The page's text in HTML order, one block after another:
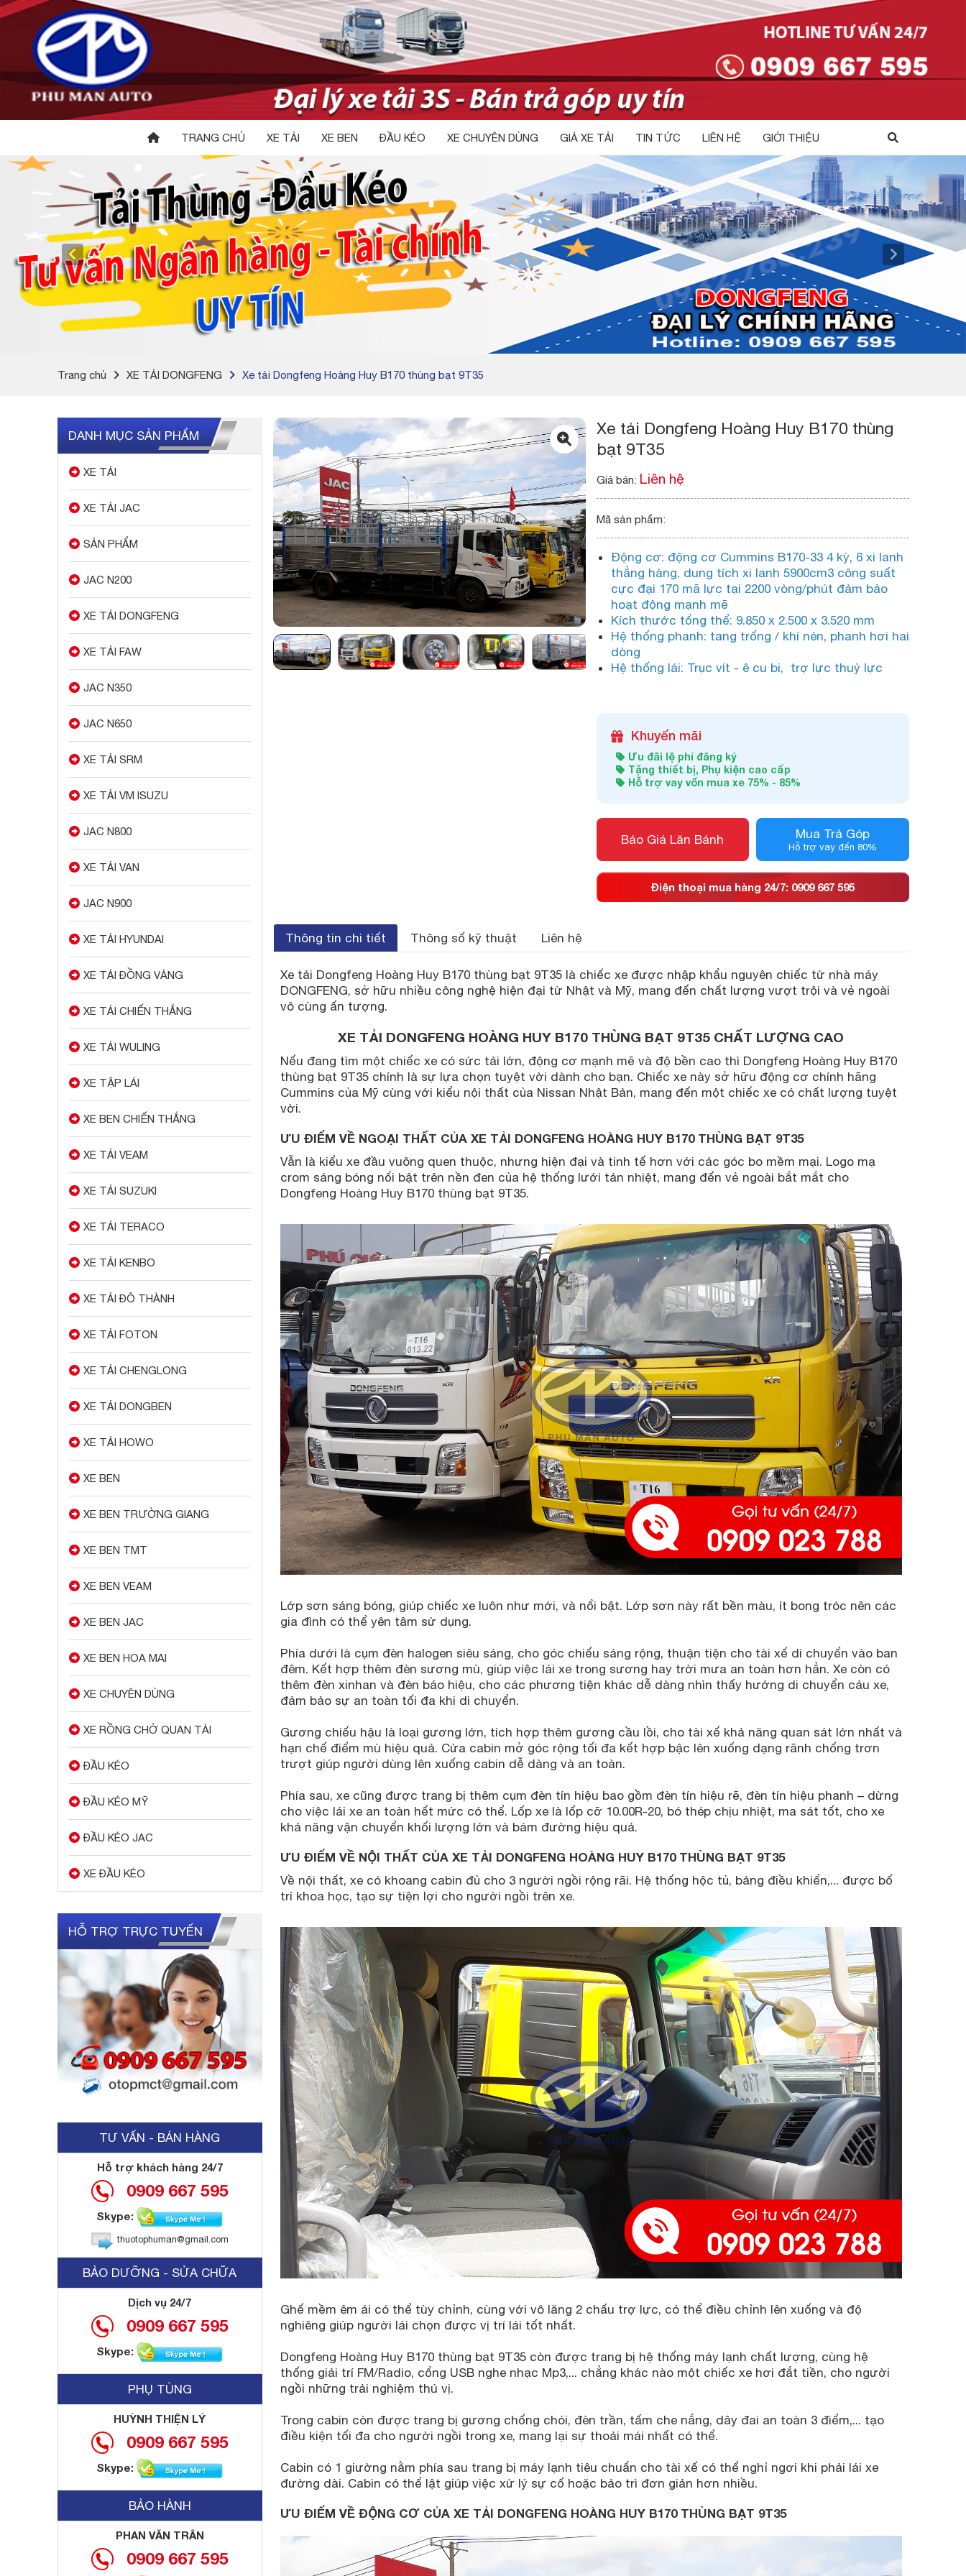
TRANG CHỦ XE TẢI XE BEN ĐẦU KÉO XE CHUYÊN DÙNG GIÁ XE TẢI TIN TỨC LIÊN HỆ GIỚI THIỆU
Trang chủ XE TẢI DONGFENG Xe tải Dongfeng Hoàng Huy B170 thùng bạt 9T35
DANH MỤC SẢN PHẨM
XE TẢI
XE TẢI JAC
SẢN PHẨM
JAC N200
XE TẢI DONGFENG
XE TẢI FAW
JAC N350
JAC N650
XE TẢI SRM
XE TẢI VM ISUZU
JAC N800
XE TẢI VAN
JAC N900
XE TẢI HYUNDAI
XE TẢI ĐỒNG VÀNG
XE TẢI CHIẾN THẮNG
XE TẢI WULING
XE TẬP LÁI
XE BEN CHIẾN THẮNG
XE TẢI VEAM
XE TẢI SUZUKI
XE TẢI TERACO
XE TẢI KENBO
XE TẢI ĐÔ THÀNH
XE TẢI FOTON
XE TẢI CHENGLONG
XE TẢI DONGBEN
XE TẢI HOWO
XE BEN
XE BEN TRƯỜNG GIANG
XE BEN TMT
XE BEN VEAM
XE BEN JAC
XE BEN HOA MAI
XE CHUYÊN DÙNG
XE RỒNG CHỞ QUAN TÀI
ĐẦU KÉO
ĐẦU KÉO MỸ
ĐẦU KÉO JAC
XE ĐẦU KÉO
HỖ TRỢ TRỰC TUYẾN
TƯ VẤN - BÁN HÀNG
Hỗ trợ khách hàng 24/7
0909 667 595
Skype:
thuotophuman@gmail.com
BẢO DƯỠNG - SỬA CHỮA
Dịch vụ 24/7
0909 667 595
Skype:
PHỤ TÙNG
HUỲNH THIỆN LÝ
0909 667 595
Skype:
BẢO HÀNH
PHAN VĂN TRÂN
0909 667 595
Xe tải Dongfeng Hoàng Huy B170 thùng
bạt 9T35
Giá bán: Liên hệ
Mã sản phẩm:
Động cơ: động cơ Cummins B170-33 4 kỳ, 6 xi lanh
thẳng hàng, dung tích xi lanh 5900cm3 công suất
cực đại 170 mã lực tại 2200 vòng/phút đảm bảo
hoạt động mạnh mẽ
Kích thước tổng thể: 9.850 x 2.500 x 3.520 mm
Hệ thống phanh: tang trống / khí nén, phanh hơi hai
dòng
Hệ thống lái: Trục vít - ê cu bi, trợ lực thuỷ lực
Khuyến mãi
Ưu đãi lệ phí đăng ký
Tặng thiết bị, Phụ kiện cao cấp
Hỗ trợ vay vốn mua xe 75% - 85%
Báo Giá Lăn Bánh Mua Trả Góp
Hỗ trợ vay đến 80%
Điện thoại mua hàng 24/7: 0909 667 595
Thông tin chi tiết Thông số kỹ thuật Liên hệ
Xe tải Dongfeng Hoàng Huy B170 thùng bạt 9T35 là chiếc xe được nhập khẩu nguyên chiếc từ nhà máy
DONGFENG, sở hữu nhiều công nghệ hiện đại từ Nhật và Mỹ, mang đến chất lượng vượt trội và vẻ ngoài
vô cùng ấn tượng.
XE TẢI DONGFENG HOÀNG HUY B170 THÙNG BẠT 9T35 CHẤT LƯỢNG CAO
Nếu đang tìm một chiếc xe có sức tải lớn, động cơ mạnh mẽ và độ bền cao thì Dongfeng Hoàng Huy B170
thùng bạt 9T35 chính là sự lựa chọn tuyệt vời dành cho bạn. Chiếc xe này sở hữu động cơ chính hãng
Cummins của Mỹ cùng với kiểu nội thất của Nissan Nhật Bản, mang đến một chiếc xe có chất lượng tuyệt
vời.
ƯU ĐIỂM VỀ NGOẠI THẤT CỦA XE TẢI DONGFENG HOÀNG HUY B170 THÙNG BẠT 9T35
Vẫn là kiểu xe đầu vuông quen thuộc, nhưng hiện đại và tinh tế hơn với các góc bo mềm mại. Logo mạ
crom sáng bóng nổi bật trên nền đen của hệ thống lưới tản nhiệt, mang đến vẻ ngoài bắt mắt cho
Dongfeng Hoàng Huy B170 thùng bạt 9T35.
Lớp sơn sáng bóng, giúp chiếc xe luôn như mới, và nổi bật. Lớp sơn này rất bền màu, ít bong tróc nên các
gia đình có thể yên tâm sử dụng.
Phía dưới là cụm đèn halogen siêu sáng, cho góc chiếu sáng rộng, thuận tiện cho tài xế di chuyển vào ban
đêm. Kết hợp thêm đèn sương mù, giúp việc lái xe trong sương hay trời mưa an toàn hơn hẳn. Xe còn có
thêm đèn xinhan và đèn báo hiệu, cho các phương tiện khác dễ dàng nhìn thấy hướng di chuyển cảu xe,
đảm bảo sự an toàn tối đa khi di chuyển.
Gương chiếu hậu là loại gương lớn, tích hợp thêm gương cầu lồi, cho tài xế khả năng quan sát lớn nhất và
hạn chế điểm mù hiệu quả. Cửa cabin mở góc rộng tối đa kết hợp bậc lên xuống dạng rãnh chống trơn
trượt giúp người dùng lên xuống cabin dễ dàng và an toàn.
Phía sau, xe cũng được trang bị thêm cụm đèn tín hiệu bao gồm đèn tín hiệu rẽ, đèn tín hiệu phanh – dừng
cho việc lái xe an toàn hết mức có thể. Lốp xe là lốp cỡ 10.00R-20, bó thép chịu nhiệt, ma sát tốt, cho xe
khả năng vận chuyển khối lượng lớn và bám đường hiệu quả.
ƯU ĐIỂM VỀ NỘI THẤT CỦA XE TẢI DONGFENG HOÀNG HUY B170 THÙNG BẠT 9T35
Về nội thất, xe có khoang cabin đủ cho 3 người ngồi rộng rãi. Hệ thống hộc tủ, bảng điều khiển,... được bố
trí khoa học, tạo sự tiện lợi cho người ngồi trên xe.
Ghế mềm êm ái có thể tùy chỉnh, cùng với vô lăng 2 chấu trợ lực, có thể điều chỉnh lên xuống và độ
nghiêng giúp người lái chọn được vị trí lái tốt nhất.
Dongfeng Hoàng Huy B170 thùng bạt 9T35 còn được trang bị hệ thống máy lạnh chất lượng, cùng hệ
thống giải trí FM/Radio, cổng USB nghe nhạc Mp3,... chẳng khác nào một chiếc xe hơi đắt tiền, cho người
ngồi những trải nghiệm thú vị.
Trong cabin còn được trang bị gương chống chói, đèn trần, tấm che nắng, dây đai an toàn 3 điểm,... tạo
điều kiện tối đa cho người ngồi trong xe, mang lại sự thoải mái nhất có thể.
Cabin có 1 giường nằm phía sau trang bị máy lạnh tiêu chuẩn cho tài xế có thể nghỉ ngơi khi phải lái xe
đường dài. Cabin có thể lật giúp việc xử lý sự cố hoặc bảo trì đơn giản hơn nhiều.
ƯU ĐIỂM VỀ ĐỘNG CƠ CỦA XE TẢI DONGFENG HOÀNG HUY B170 THÙNG BẠT 9T35